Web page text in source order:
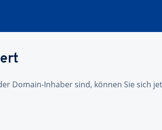
Domain-Inhaber sind, können Sie sich